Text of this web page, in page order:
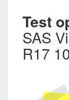
Test
SAS
R17